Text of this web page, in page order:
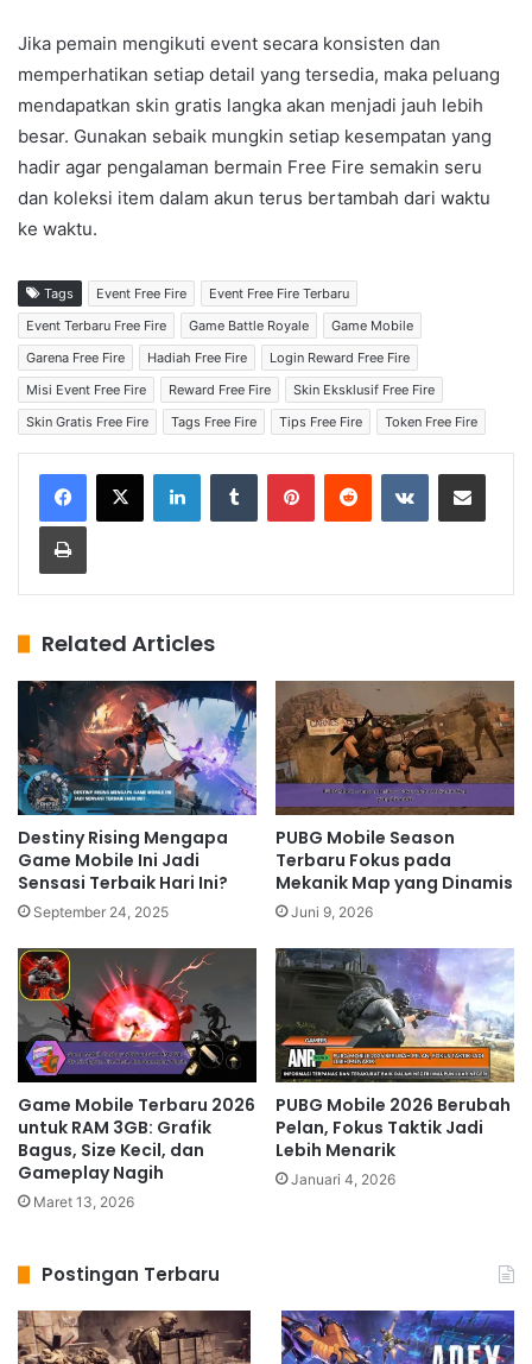
Jika pemain mengikuti event secara konsisten dan
memperhatikan setiap detail yang tersedia, maka peluang
mendapatkan skin gratis langka akan menjadi jauh lebih
besar. Gunakan sebaik mungkin setiap kesempatan yang
hadir agar pengalaman bermain Free Fire semakin seru
dan koleksi item dalam akun terus bertambah dari waktu
ke waktu.
Tags Event Free Fire
Event Free Fire Terbaru
Event Terbaru Free Fire
Game Battle Royale
Game Mobile
Garena Free Fire
Hadiah Free Fire
Login Reward Free Fire
Misi Event Free Fire
Reward Free Fire
Skin Eksklusif Free Fire
Skin Gratis Free Fire
Tags Free Fire Tips Free Fire Token Free Fire
Related Articles
Destiny Rising Mengapa
Game Mobile Ini Jadi
Sensasi Terbaik Hari Ini?
September 24, 2025
PUBG Mobile Season
Terbaru Fokus pada
Mekanik Map yang Dinamis
Juni 9, 2026
Game Mobile Terbaru 2026
untuk RAM 3GB: Grafik
Bagus, Size Kecil, dan
Gameplay Nagih
Maret 13, 2026
PUBG Mobile 2026 Berubah
Pelan, Fokus Taktik Jadi
Lebih Menarik
Januari 4, 2026
Postingan Terbaru